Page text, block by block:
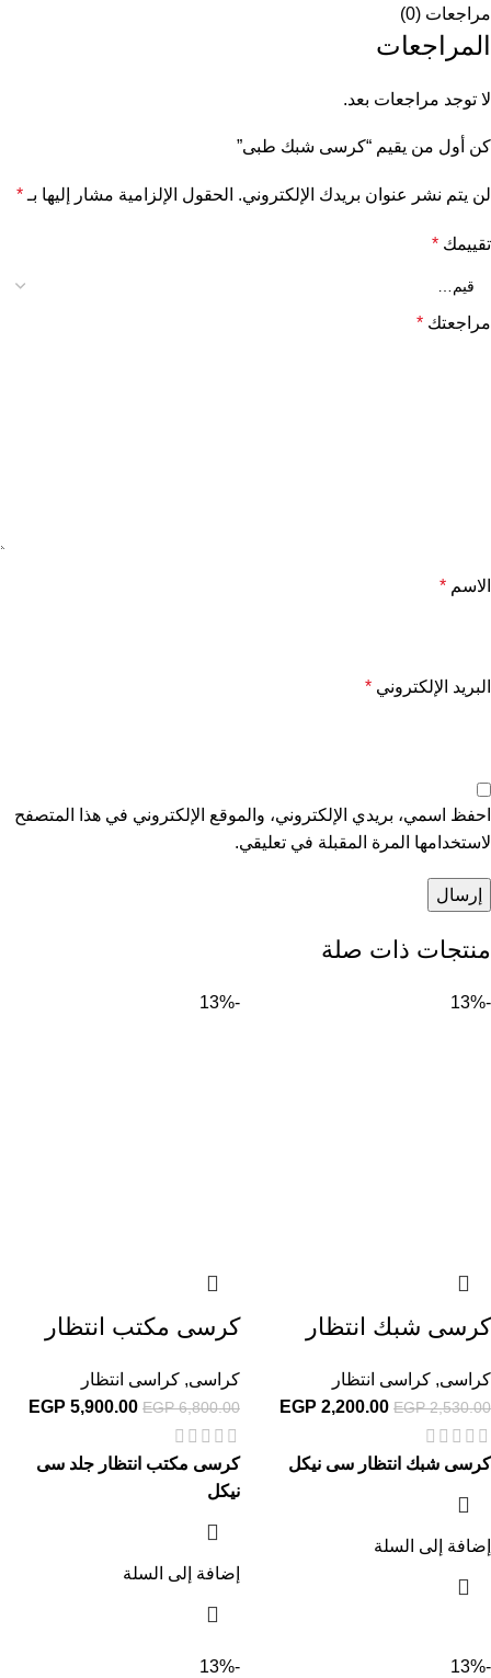
مراجعات (0)
المراجعات
لا توجد مراجعات بعد.
كن أول من يقيم “كرسى شبك طبى”
لن يتم نشر عنوان بريدك الإلكتروني. الحقول الإلزامية مشار إليها بـ *
تقييمك *
مراجعتك *
الاسم *
البريد الإلكتروني *
احفظ اسمي، بريدي الإلكتروني، والموقع الإلكتروني في هذا المتصفح
لاستخدامها المرة المقبلة في تعليقي.
منتجات ذات صلة
-13%
كرسى شبك انتظار
كراسى, كراسى انتظار
EGP2,530.00
EGP 2,200.00
كرسى شبك انتظار سى نيكل
إضافة إلى السلة
-13%
كرسى مكتب انتظار
كراسى, كراسى انتظار
EGP6,800.00
EGP 5,900.00
كرسى مكتب انتظار جلد سى
نيكل
إضافة إلى السلة
-13%
-13%